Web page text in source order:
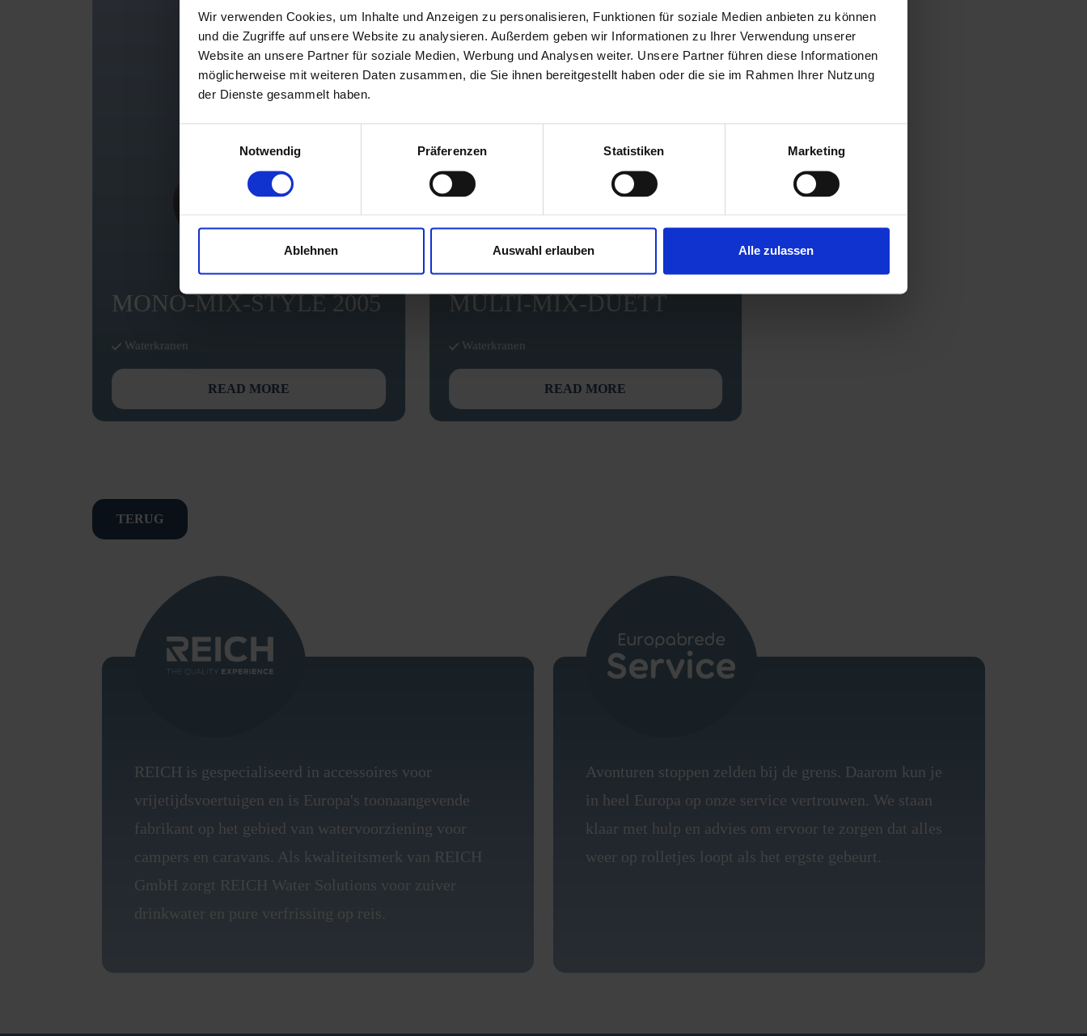
Wir verwenden Cookies, um Inhalte und Anzeigen zu personalisieren, Funktionen für soziale Medien anbieten zu können
und die Zugriffe auf unsere Website zu analysieren. Außerdem geben wir Informationen zu Ihrer Verwendung unserer
Website an unsere Partner für soziale Medien, Werbung und Analysen weiter. Unsere Partner führen diese Informationen
möglicherweise mit weiteren Daten zusammen, die Sie ihnen bereitgestellt haben oder die sie im Rahmen Ihrer Nutzung
der Dienste gesammelt haben.
Notwendig
Präferenzen Statistiken Marketing
Ablehnen Auswahl erlauben Alle zulassen
MONO-MIX-STYLE 2005
Waterkranen
READ MORE
MULTI-MIX-DUETT
Waterkranen
READ MORE
TERUG
REICH is gespecialiseerd in accessoires voor
vrijetijdsvoertuigen en is Europa's toonaangevende
fabrikant op het gebied van watervoorziening voor
campers en caravans. Als kwaliteitsmerk van REICH
GmbH zorgt REICH Water Solutions voor zuiver
drinkwater en pure verfrissing op reis.
Avonturen stoppen zelden bij de grens. Daarom kun je
in heel Europa op onze service vertrouwen. We staan
klaar met hulp en advies om ervoor te zorgen dat alles
weer op rolletjes loopt als het ergste gebeurt.